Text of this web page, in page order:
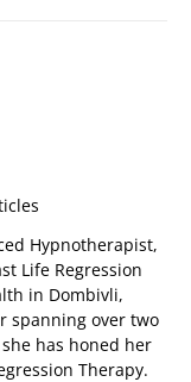
Hypnotherapist,
Life Regression
in Dombivli,
spanning over two
has honed her
Therapy.